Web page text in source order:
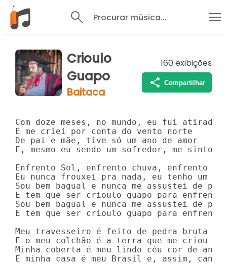
Procurar música...
Crioulo
Guapo
Baitaca
160 exibições
Compartilhar
Com doze meses, no mundo, eu fui atirado
E me criei por conta do vento norte
De pai e mãe, tive só um ano de amor
E, mesmo eu sendo um sofredor, me sinto
Enfrento Sol, enfrento chuva, enfrento
Eu nunca frouxei pra nada, eu tenho um
Sou bem bagual e nunca me assustei de
E tem que ser crioulo guapo para
Sou bem bagual e nunca me assustei de
E tem que ser crioulo guapo para
Meu travesseiro é feito de pedra bruta
E o meu colchão é a terra que me criou
Minha coberta é meu lindo céu cor de anil
E minha casa é meu Brasil e, assim,